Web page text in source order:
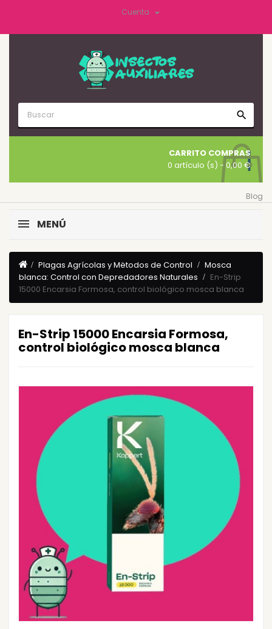
Cuenta 
search
CARRITO COMPRAS
0 artículo (s) - 0,00 €
Blog
MENÚ
Plagas Agrícolas y Mëtodos de Control
Mosca
blanca: Control con Depredadores Naturales
En-Strip
15000 Encarsia Formosa, control biológico mosca blanca
En-Strip 15000 Encarsia Formosa,
control biológico mosca blanca